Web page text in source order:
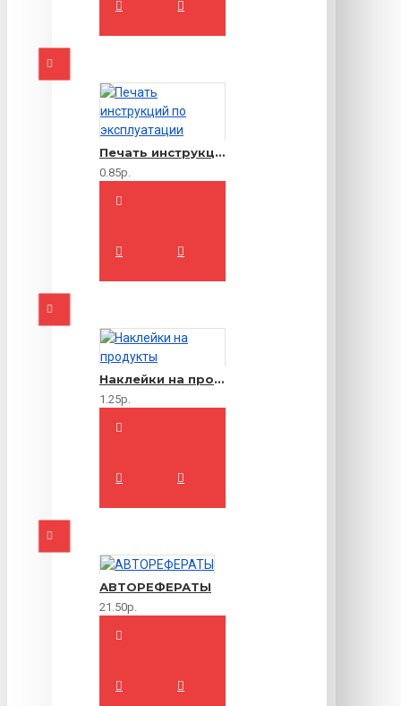
Печать инструкций по эксплуатации
0.85р.
Наклейки на продукты
1.25р.
АВТОРЕФЕРАТЫ
21.50р.